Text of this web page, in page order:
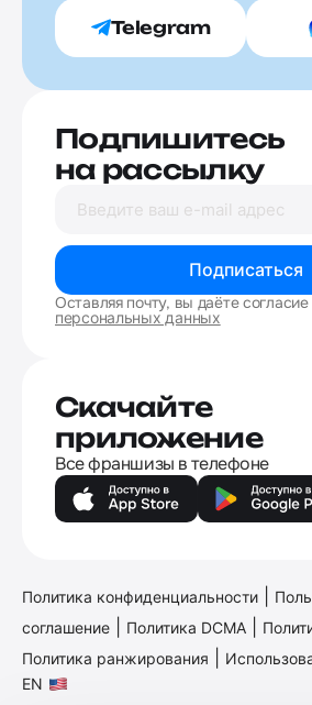
Telegram
Подпишитесь
на рассылку
Подписаться
Оставляя почту, вы даёте
персональных данных
Скачайте
приложение
Все франшизы в телефоне
Политика конфиденциальности
соглашение
Политика DCMA
Политика ранжирования
EN